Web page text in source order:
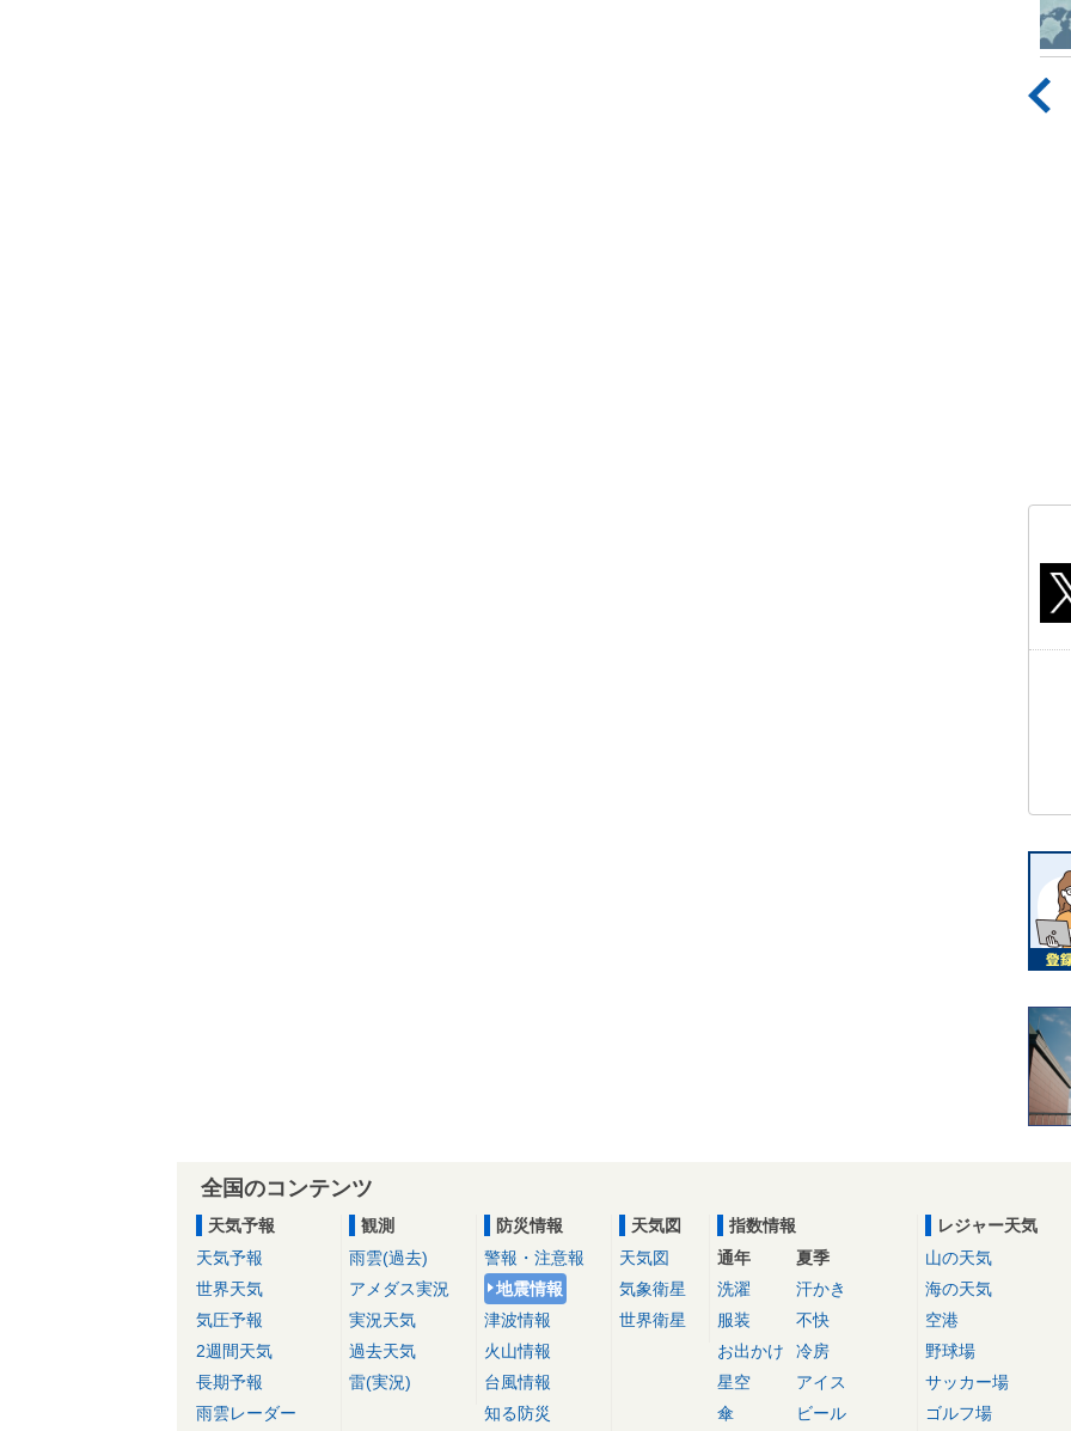
全国のコンテンツ
天気予報
天気予報
世界天気
気圧予報
2週間天気
長期予報
雨雲レーダー
観測
雨雲(過去)
アメダス実況
実況天気
過去天気
雷(実況)
防災情報
警報・注意報
地震情報
津波情報
火山情報
台風情報
知る防災
天気図
天気図
気象衛星
世界衛星
指数情報
通年
洗濯
服装
お出かけ
星空
傘
夏季
汗かき
不快
冷房
アイス
ビール
レジャー天気
山の天気
海の天気
空港
野球場
サッカー場
ゴルフ場